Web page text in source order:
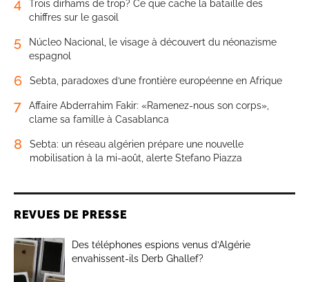
Trois dirhams de trop? Ce que cache la bataille des
chiffres sur le gasoil
5
Núcleo Nacional, le visage à découvert du néonazisme
espagnol
6 Sebta, paradoxes d’une frontière européenne en Afrique
7
Affaire Abderrahim Fakir: «Ramenez-nous son corps»,
clame sa famille à Casablanca
8
Sebta: un réseau algérien prépare une nouvelle
mobilisation à la mi-août, alerte Stefano Piazza
REVUES DE PRESSE
Des téléphones espions venus d’Algérie
envahissent-ils Derb Ghallef?